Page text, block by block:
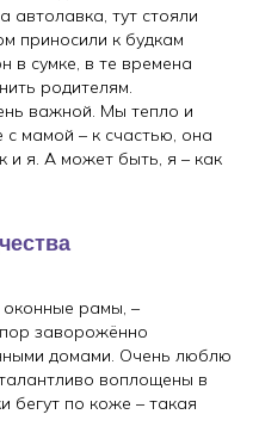
автолавка, тут стояли
приносили к будкам
в сумке, в те времена
родителям.
важной. Мы тепло и
с мамой – к счастью, она
и я. А может быть, я – как
оконные рамы, –
заворожённо
домами. Очень люблю
воплощены в
бегут по коже – такая